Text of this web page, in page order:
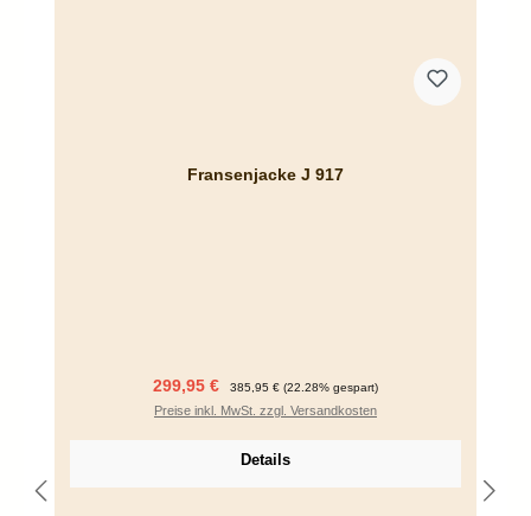
Fransenjacke J 917
Verkaufspreis:
299,95 € Regulärer Preis:
385,95 € (22.28% gespart)
Preise inkl. MwSt. zzgl. Versandkosten
Details